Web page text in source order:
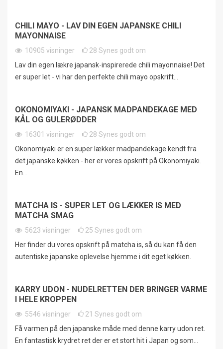
CHILI MAYO - LAV DIN EGEN JAPANSKE CHILI
MAYONNAISE
10905 visninger 28 Synes godt om
Lav din egen lækre japansk-inspirerede chili mayonnaise! Det
er super let - vi har den perfekte chili mayo opskrift...
OKONOMIYAKI - JAPANSK MADPANDEKAGE MED
KÅL OG GULERØDDER
16301 visninger 28 Synes godt om
Okonomiyaki er en super lækker madpandekage kendt fra
det japanske køkken - her er vores opskrift på Okonomiyaki.
En...
MATCHA IS - SUPER LET OG LÆKKER IS MED
MATCHA SMAG
5623 visninger 25 Synes godt om
Her finder du vores opskrift på matcha is, så du kan få den
autentiske japanske oplevelse hjemme i dit eget køkken.
KARRY UDON - NUDELRETTEN DER BRINGER VARME
I HELE KROPPEN
5546 visninger 21 Synes godt om
Få varmen på den japanske måde med denne karry udon ret.
En fantastisk krydret ret der er et stort hit i Japan og som...